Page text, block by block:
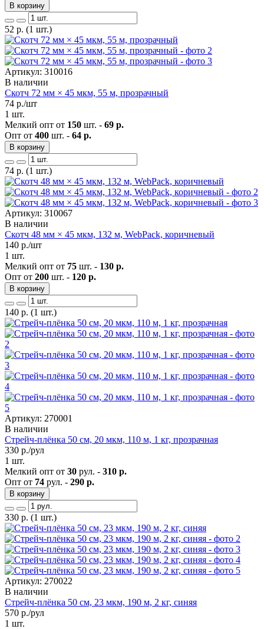
В корзину
52 р. (1 шт.)
Артикул: 310016
В наличии
Скотч 72 мм × 45 мкм, 55 м, прозрачный
74 р./шт
1 шт.
Мелкий опт от 150 шт. - 69 р.
Опт от 400 шт. - 64 р.
В корзину
74 р. (1 шт.)
Артикул: 310067
В наличии
Скотч 48 мм × 45 мкм, 132 м, WebPack, коричневый
140 р./шт
1 шт.
Мелкий опт от 75 шт. - 130 р.
Опт от 200 шт. - 120 р.
В корзину
140 р. (1 шт.)
Артикул: 270001
В наличии
Стрейч-плёнка 50 см, 20 мкм, 110 м, 1 кг, прозрачная
330 р./рул
1 шт.
Мелкий опт от 30 рул. - 310 р.
Опт от 74 рул. - 290 р.
В корзину
330 р. (1 шт.)
Артикул: 270022
В наличии
Стрейч-плёнка 50 см, 23 мкм, 190 м, 2 кг, синяя
570 р./рул
1 шт.